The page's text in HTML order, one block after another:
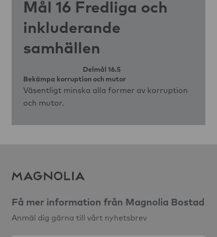
Mål 16 Fredliga och
inkluderande
samhällen
Delmål 16.5
Bekämpa korruption och mutor
Väsentligt minska alla former av korruption
och mutor.
Få mer information från Magnolia Bostad
Anmäl dig gärna till vårt nyhetsbrev